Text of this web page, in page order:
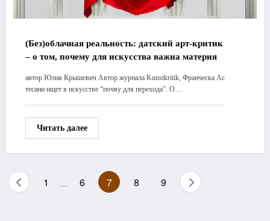
(Без)облачная реальность: датский арт-критик
– о том, почему для искусства важна материя
автор Юлия Крышевич Автор журнала Kunstkritik, Франческа Ас
тесани ищет в искусстве “почву для перехода”. О…
Читать далее
Пагинация
1 6 7 8 9